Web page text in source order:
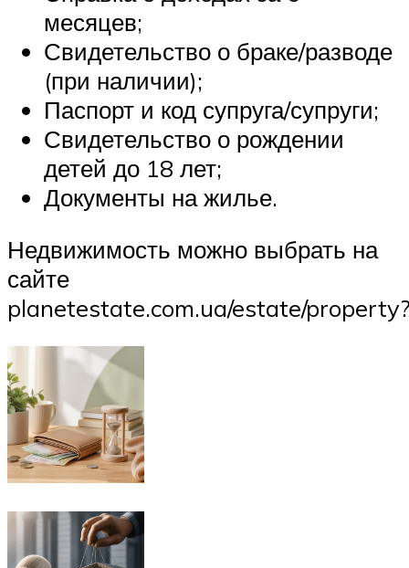
месяцев;
Свидетельство о браке/разводе
(при наличии);
Паспорт и код супруга/супруги;
Свидетельство о рождении
детей до 18 лет;
Документы на жилье.
Недвижимость можно выбрать на
сайте
planetestate.com.ua/estate/